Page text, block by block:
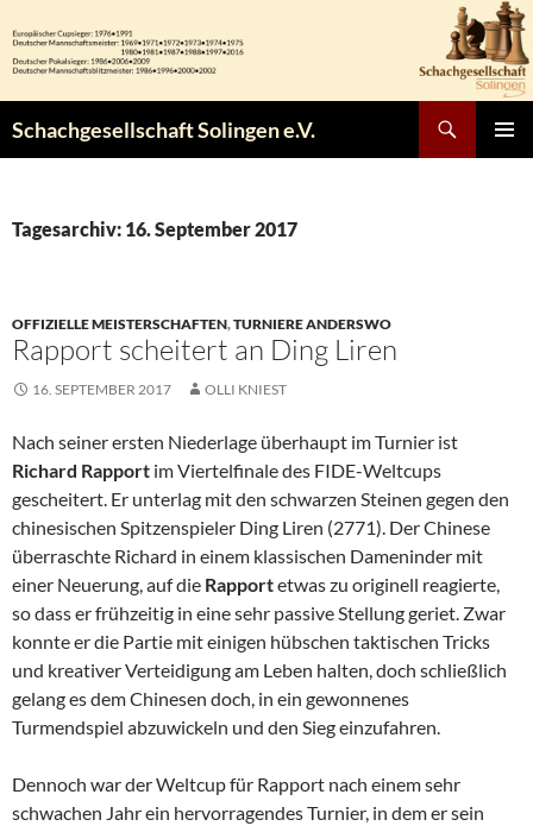
Inhalt
springen
Schachgesellschaft Solingen e.V.
Tagesarchiv: 16. September 2017
OFFIZIELLE MEISTERSCHAFTEN,TURNIERE ANDERSWO
Rapport scheitert an Ding Liren
16. SEPTEMBER 2017 OLLI KNIEST
Nach seiner ersten Niederlage überhaupt im Turnier ist
Richard Rapport im Viertelfinale des FIDE-Weltcups
gescheitert. Er unterlag mit den schwarzen Steinen gegen den
chinesischen Spitzenspieler Ding Liren (2771). Der Chinese
überraschte Richard in einem klassischen Dameninder mit
einer Neuerung, auf die Rapportetwas zu originell reagierte,
so dass er frühzeitig in eine sehr passive Stellung geriet. Zwar
konnte er die Partie mit einigen hübschen taktischen Tricks
und kreativer Verteidigung am Leben halten, doch schließlich
gelang es dem Chinesen doch, in ein gewonnenes
Turmendspiel abzuwickeln und den Sieg einzufahren.
Dennoch war der Weltcup für Rapport nach einem sehr
schwachen Jahr ein hervorragendes Turnier, in dem er sein